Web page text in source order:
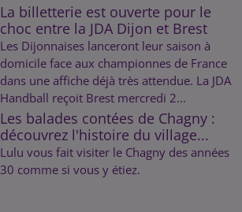
La billetterie est ouverte pour le
choc entre la JDA Dijon et Brest
Les Dijonnaises lanceront leur saison à
domicile face aux championnes de France
dans une affiche déjà très attendue. La JDA
Handball reçoit Brest mercredi 2...
Les balades contées de Chagny :
découvrez l'histoire du village...
Lulu vous fait visiter le Chagny des années
30 comme si vous y étiez.